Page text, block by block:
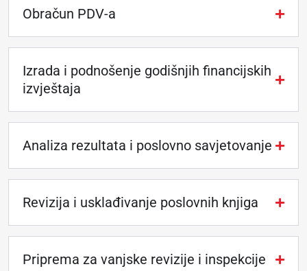
Obračun PDV-a
Izrada i podnošenje godišnjih financijskih
izvještaja
Analiza rezultata i poslovno savjetovanje
Revizija i usklađivanje poslovnih knjiga
Priprema za vanjske revizije i inspekcije